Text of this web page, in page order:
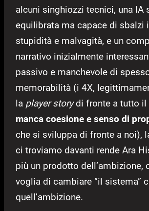
alcuni singhiozzi tecnici, una IA
equilibrata ma capace di sbalzi
stupidità e malvagità, e un
narrativo inizialmente
passivo e manchevole di
memorabilità (i 4X,
la player storydi fronte a tutto il
manca coesione e senso di
che si sviluppa di fronte a noi),
ci troviamo davanti rende Ara
più un prodotto dell’ambizione,
voglia di cambiare “il sistema”
quell’ambizione.